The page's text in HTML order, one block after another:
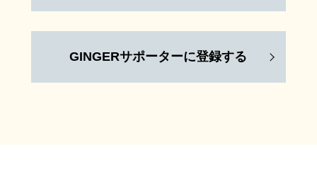
GINGERサポーターに登録する